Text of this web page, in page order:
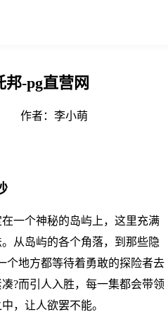
-pg直营网
作者： 李小萌
在一个神秘的岛屿上，这里充满
从岛屿的各个角落，到那些隐
个地方都等待着勇敢的探险者去
?而引人入胜，每一集都会带领
，让人欲罢不能。